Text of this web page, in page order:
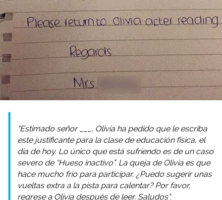
“Estimado señor ___, Olivia ha pedido que le escriba
este justificante para la clase de educación física, el
día de hoy. Lo único que está sufriendo es de un caso
severo de “Hueso inactivo”. La queja de Olivia es que
hace mucho frío para participar. ¿Puedo sugerir unas
vueltas extra a la pista para calentar? Por favor,
regrese a Olivia después de leer. Saludos”.